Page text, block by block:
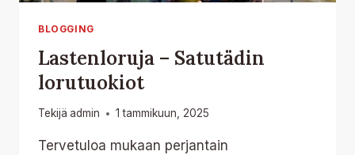
BLOGGING
Lastenloruja – Satutädin
lorutuokiot
Tekijä admin 1 tammikuun, 2025
Tervetuloa mukaan perjantain